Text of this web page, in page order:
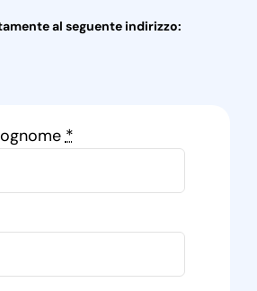
al seguente indirizzo:
*